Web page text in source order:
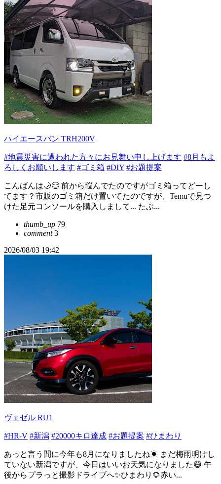
ハイエースバン TRH200V
#地震災害に遭われた方々にお見舞い申し上げます #8月もよ
ろしくお願いします #ゴミ箱 #DIY #お題提案
こんばんは🌙😊 前から悩んでたのですがゴミ箱ってどーし
てます？市販のゴミ箱だけ置いてたのですが、Temuで見つ
けた足元コンソールを購入しまして... たぶ...
thumb_up 79
comment3
2026/08/03 19:42
ヴェゼル RU1
#HR-V #新潟 #20000キロ達成 #お題提案 #ひまわり
あっと言う間に今年も8月になりましたね☀ まだ梅雨明けし
ていない新潟ですが、今日はいいお天気になりました😄 午
後からプラっと撮影ドライブへ✨ひまわり🌻赤い...